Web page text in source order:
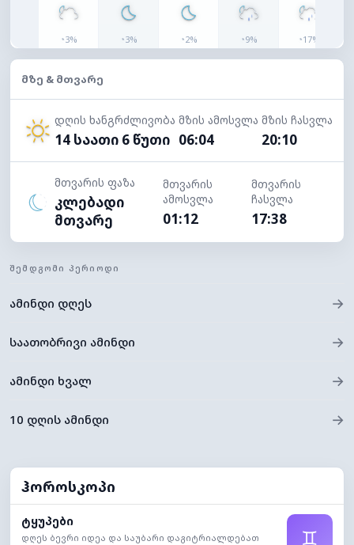
◔3% ◔3% ◔2% ◔9% ◔17%
ᲛᲖᲔ & ᲛᲗᲕᲐᲠᲔ
დღის ხანგრძლივობა
14 საათი 6 წუთი
მზის ამოსვლა
06:04
მზის ჩასვლა
20:10
მთვარის ფაზა
კლებადი
მთვარე
მთვარის
ამოსვლა
01:12
მთვარის
ჩასვლა
17:38
ᲨᲔᲛᲓᲒᲝᲛᲘ ᲞᲔᲠᲘᲝᲓᲘ
ამინდი დღეს →
საათობრივი ამინდი →
ამინდი ხვალ →
10 დღის ამინდი →
ჰოროსკოპი
ტყუპები
დღეს ბევრი იდეა და საუბარი დაგიტრიალდებათ
♊